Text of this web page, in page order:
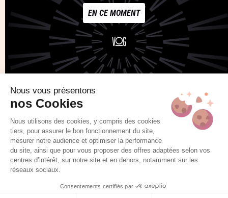
EN CE MOMENT
NOTRE COLLECTION
Nous vous présentons
nos Cookies
Nous utilisons des cookies, y compris des cookies
tiers, pour assurer le bon fonctionnement du site,
mesurer notre audience et optimiser la performance
du site, ainsi que pour vous proposer des offres adaptées selon vos
centres d’intérêt, sur notre site et en dehors, notamment sur les
réseaux sociaux.
Consentements certifiés par